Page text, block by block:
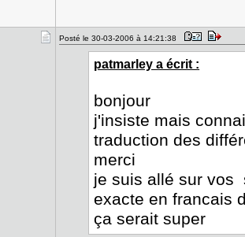
Posté le 30-03-2006 à 14:21:38
patmarley a écrit :
bonjour
j'insiste mais
traduction des
merci
je suis allé sur vos
exacte en francais
ça serait super